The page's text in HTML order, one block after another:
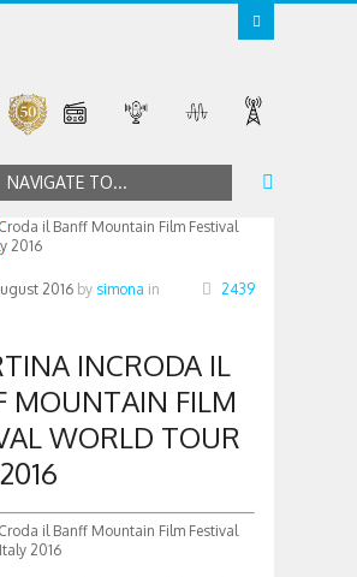
NAVIGATE TO...
2016 by simona in
2439
INCRODA IL
MOUNTAIN FILM
WORLD TOUR
il Banff Mountain Film Festival
2016